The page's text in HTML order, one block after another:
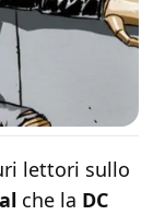
lettori sullo
che la DC